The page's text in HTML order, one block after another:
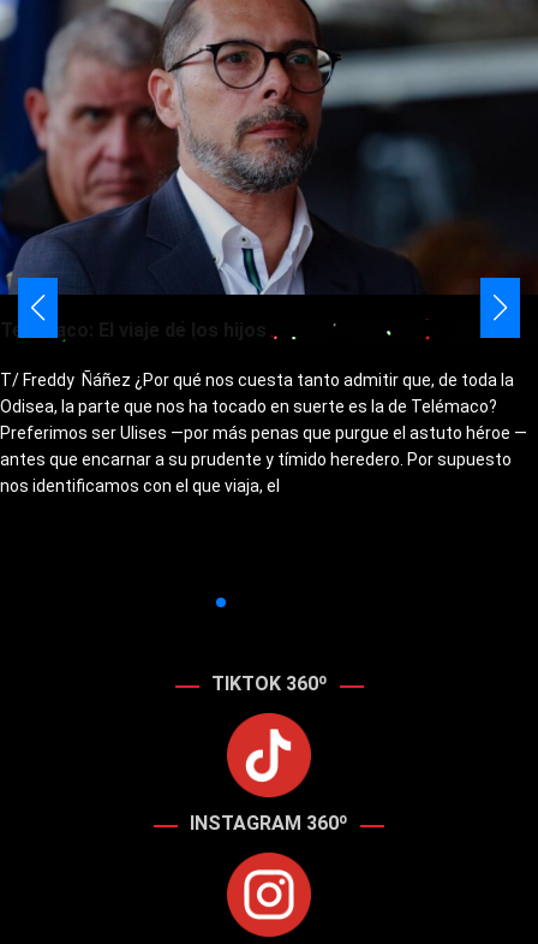
Telémaco: El viaje de los hijos
T/ Freddy Ñáñez ¿Por qué nos cuesta tanto admitir que, de toda la
Odisea, la parte que nos ha tocado en suerte es la de Telémaco?
Preferimos ser Ulises —por más penas que purgue el astuto héroe —
antes que encarnar a su prudente y tímido heredero. Por supuesto
nos identificamos con el que viaja, el
TIKTOK 360º
INSTAGRAM 360º